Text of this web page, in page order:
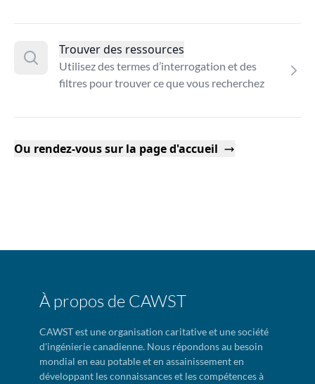
Trouver des ressources
Utilisez des termes d’interrogation et des
filtres pour trouver ce que vous recherchez
Ou rendez-vous sur la page d'accueil
À propos de CAWST
CAWST est une organisation caritative et une société
d'ingénierie canadienne. Nous répondons au besoin
mondial en eau potable et en assainissement en
développant les connaissances et les compétences à